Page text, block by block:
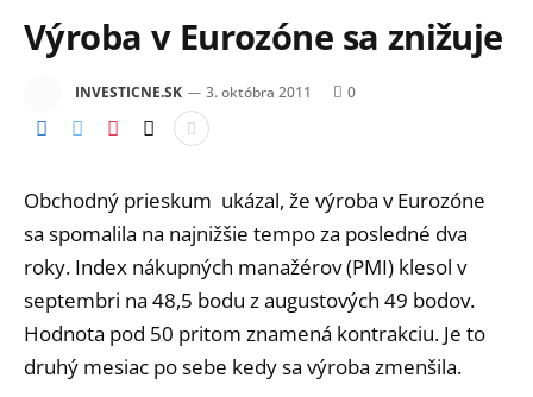
Výroba v Eurozóne sa znižuje
INVESTICNE.SK 3. októbra 2011 0
Obchodný prieskum ukázal, že výroba v Eurozóne
sa spomalila na najnižšie tempo za posledné dva
roky. Index nákupných manažérov (PMI) klesol v
septembri na 48,5 bodu z augustových 49 bodov.
Hodnota pod 50 pritom znamená kontrakciu. Je to
druhý mesiac po sebe kedy sa výroba zmenšila.